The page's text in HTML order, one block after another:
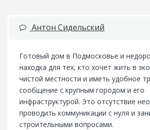
Антон Сидельский
Готовый дом в Подмосковье и
находка для тех, кто хочет жить в
чистой местности и иметь удобное
сообщение с крупным городом и его
инфраструктурой. Это отсутствие
проводить коммуникации с нуля и
строительными вопросами.